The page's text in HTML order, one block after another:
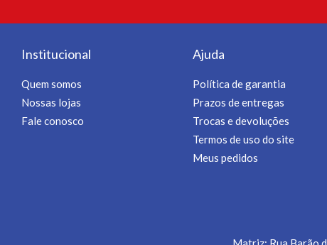
Institucional
Quem somos
Nossas lojas
Fale conosco
Ajuda
Política de garantia
Prazos de entregas
Trocas e devoluções
Termos de uso do site
Meus pedidos